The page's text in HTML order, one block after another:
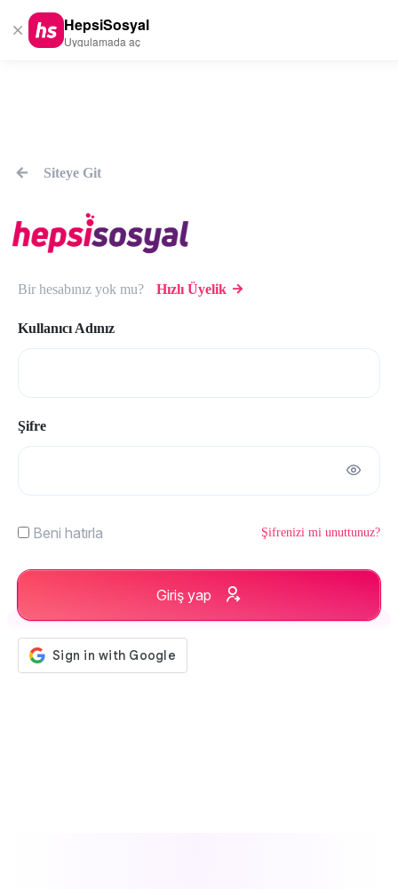
HepsiSosyal
Uygulamada aç
Siteye Git
Bir hesabınız yok mu? Hızlı Üyelik
Kullanıcı Adınız
Şifre
Beni hatırla Şifrenizi mi unuttunuz?
Giriş yap